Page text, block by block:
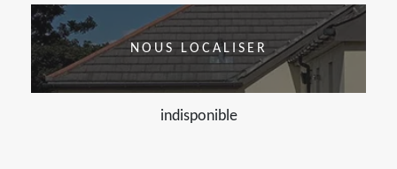
NOUS LOCALISER
indisponible